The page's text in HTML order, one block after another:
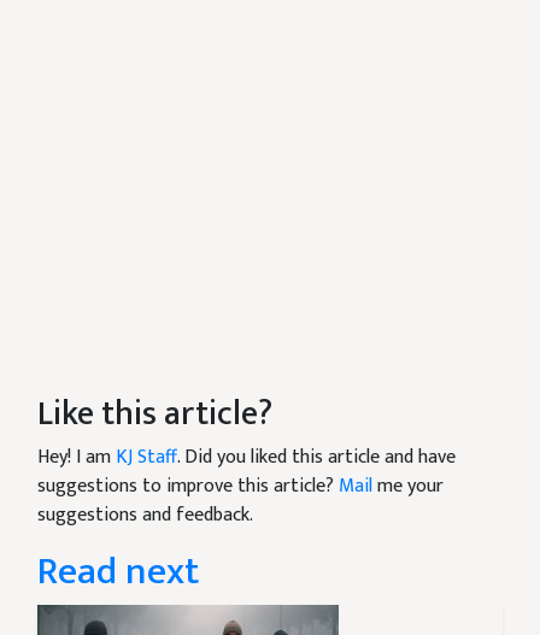
Like this article?
Hey! I amKJ Staff. Did you liked this article and have
suggestions to improve this article? Mailme your
suggestions and feedback.
Read next